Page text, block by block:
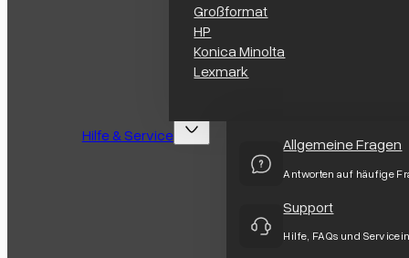
Großformat
HP
Konica Minolta
Lexmark
Hilfe & Service Allgemeine Fragen
Antworten auf häufige
Support
Hilfe, FAQs und